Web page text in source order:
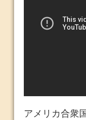
アメリカ合衆